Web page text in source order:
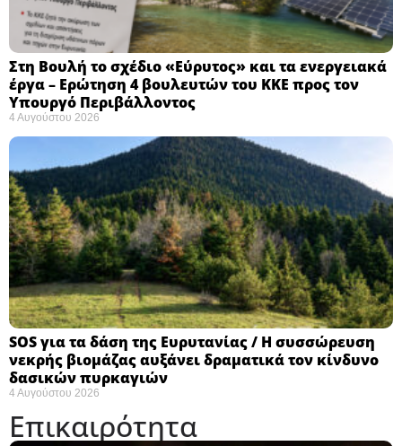
Στη Βουλή το σχέδιο «Εύρυτος» και τα ενεργειακά
έργα – Ερώτηση 4 βουλευτών του ΚΚΕ προς τον
Υπουργό Περιβάλλοντος
4 Αυγούστου 2026
SOS για τα δάση της Ευρυτανίας / Η συσσώρευση
νεκρής βιομάζας αυξάνει δραματικά τον κίνδυνο
δασικών πυρκαγιών
4 Αυγούστου 2026
Επικαιρότητα